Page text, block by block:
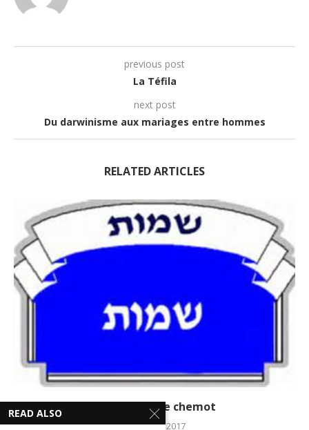
previous post
La Téfila
next post
Du darwinisme aux mariages entre hommes
RELATED ARTICLES
La Paracha de chemot
20 janvier 2017
READ ALSO